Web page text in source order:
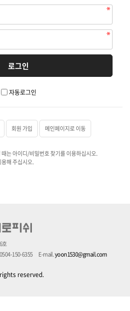
자동로그인
회원 가입 메인페이지로 이동
는 아이디/비밀번호 찾기를 이용하십시오.
해 주십시오.
호
150-6355 E-mail.yoon1530@gmail.com
reserved.